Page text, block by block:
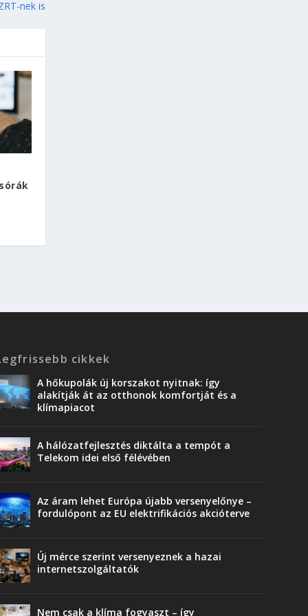
nek is
cikkek
A hőkupolák új korszakot nyitnak: így
alakítják át az otthonok komfortját és a
klímapiacot
A hálózatfejlesztés diktálta a tempót a
Telekom idei első félévében
Az áram lehet Európa újabb versenyelőnye –
fordulópont az EU elektrifikációs akcióterve
Új mérce szerint versenyeznek a hazai
internetszolgáltatók
Nem csak a klíma fogyaszt – így